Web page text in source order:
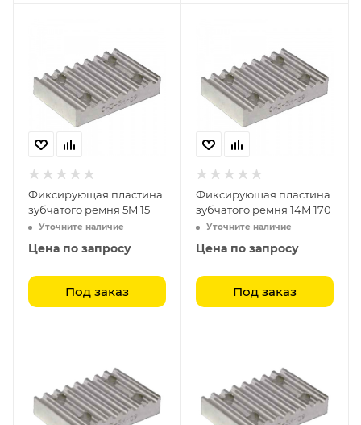
Фиксирующая пластина
зубчатого ремня 5M 15
Уточните наличие
Цена по запросу
Под заказ
Фиксирующая пластина
зубчатого ремня 14M 170
Уточните наличие
Цена по запросу
Под заказ